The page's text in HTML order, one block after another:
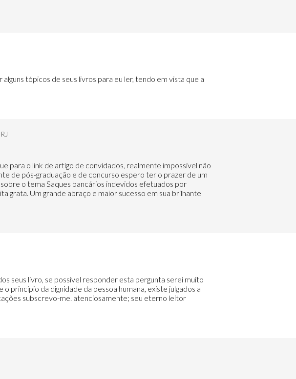
tópicos de seus livros para eu ler, tendo em vista que a
RJ
para o link de artigo de convidados, realmente impossível não
de pós-graduação e de concurso espero ter o prazer de um
o tema Saques bancários indevidos efetuados por
grata. Um grande abraço e maior sucesso em sua brilhante
seus livro, se possivel responder esta pergunta serei muito
principio da dignidade da pessoa humana, existe julgados a
subscrevo-me. atenciosamente; seu eterno leitor